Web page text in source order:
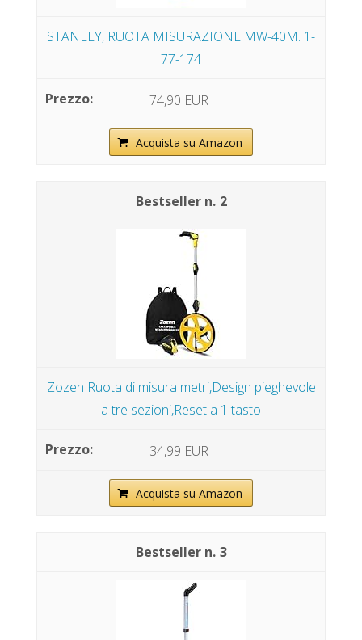
STANLEY, RUOTA MISURAZIONE MW-40M. 1-
77-174
74,90 EUR
Acquista su Amazon
2
Zozen Ruota di misura metri,Design pieghevole
a tre sezioni,Reset a 1 tasto
34,99 EUR
Acquista su Amazon
3